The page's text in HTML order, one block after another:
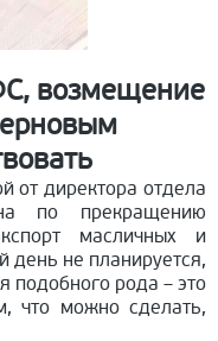
возмещение
от директора отдела
по прекращению
масличных и
день не планируется,
подобного рода – это
что можно сделать,